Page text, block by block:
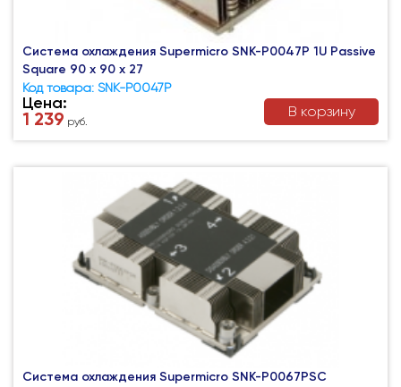
Система охлаждения Supermicro SNK-P0047P 1U Passive
Square 90 x 90 x 27
Код товара: SNK-P0047P
Цена:
1 239 руб.
В корзину
Система охлаждения Supermicro SNK-P0067PSC